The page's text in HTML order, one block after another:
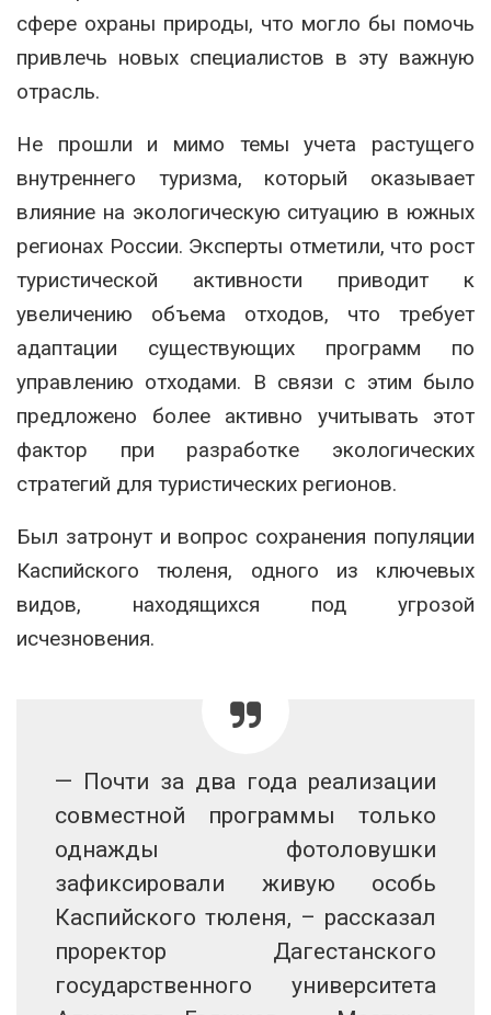
сфере охраны природы, что могло бы помочь
привлечь новых специалистов в эту важную
отрасль.
Не прошли и мимо темы учета растущего
внутреннего туризма, который оказывает
влияние на экологическую ситуацию в южных
регионах России. Эксперты отметили, что рост
туристической активности приводит к
увеличению объема отходов, что требует
адаптации существующих программ по
управлению отходами. В связи с этим было
предложено более активно учитывать этот
фактор при разработке экологических
стратегий для туристических регионов.
Был затронут и вопрос сохранения популяции
Каспийского тюленя, одного из ключевых
видов, находящихся под угрозой
исчезновения.
— Почти за два года реализации
совместной программы только
однажды фотоловушки
зафиксировали живую особь
Каспийского тюленя, – рассказал
проректор Дагестанского
государственного университета